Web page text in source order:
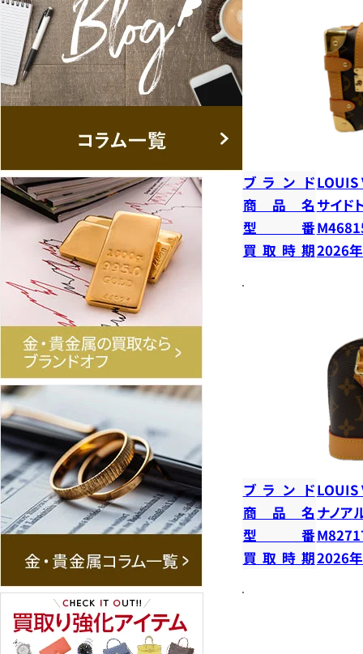
ブランドLOUIS
商品名 サイド
型番
買取時期2026
ブランドLOUIS
商品名 ナノア
型番
買取時期2026